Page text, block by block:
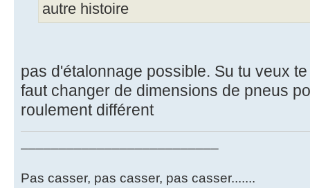
autre histoire
pas d'étalonnage possible. Su tu veux
faut changer de dimensions de pneus
roulement différent
Pas casser, pas casser, pas casser.......